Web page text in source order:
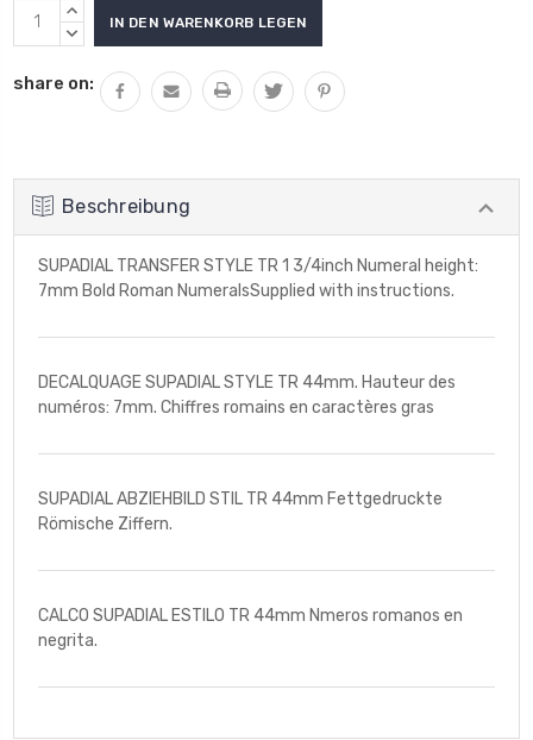
Aktueller
Lagerbestand:
MENGE
VON
ERHÖHEN
MENGE
UNDEFINED
VERRINGERN
share on:
Beschreibung
SUPADIAL TRANSFER STYLE TR 1 3/4inch Numeral height:
7mm Bold Roman NumeralsSupplied with instructions.
DECALQUAGE SUPADIAL STYLE TR 44mm. Hauteur des
numéros: 7mm. Chiffres romains en caractères gras
SUPADIAL ABZIEHBILD STIL TR 44mm Fettgedruckte
Römische Ziffern.
CALCO SUPADIAL ESTILO TR 44mm Nmeros romanos en
negrita.